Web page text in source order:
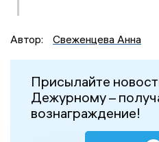
Автор: Свеженцева Анна
Присылайте
Дежурному –
вознаграждение!